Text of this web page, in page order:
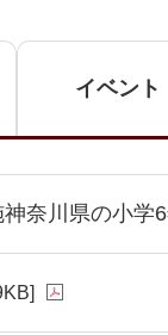
イベント
奈川県の小学